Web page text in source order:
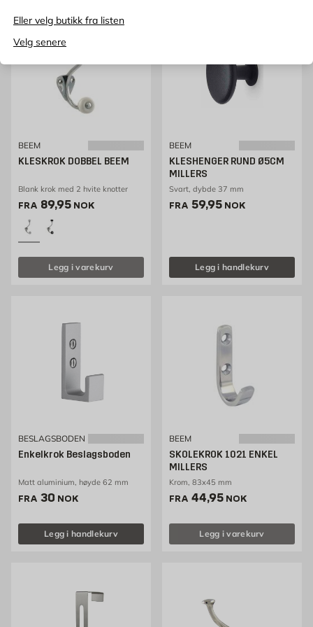
Eller velg butikk fra listen
Velg senere
BEEM
KLESKROK DOBBEL BEEM
Blank krok med 2 hvite knotter
FRA Pris 74.95 NOK /stk
89,95 NOK
Legg i varekurv
BEEM
KLESHENGER RUND Ø5CM
MILLERS
Svart, dybde 37 mm
FRA Pris 59.95 NOK /stk
59,95 NOK
Legg i handlekurv
BESLAGSBODEN
Enkelkrok Beslagsboden
Matt aluminium, høyde 62 mm
FRA Pris 30 NOK /stk
30 NOK
Legg i handlekurv
BEEM
SKOLEKROK 1021 ENKEL
MILLERS
Krom, 83x45 mm
FRA Pris 44.95 NOK /stk
44,95 NOK
Legg i varekurv